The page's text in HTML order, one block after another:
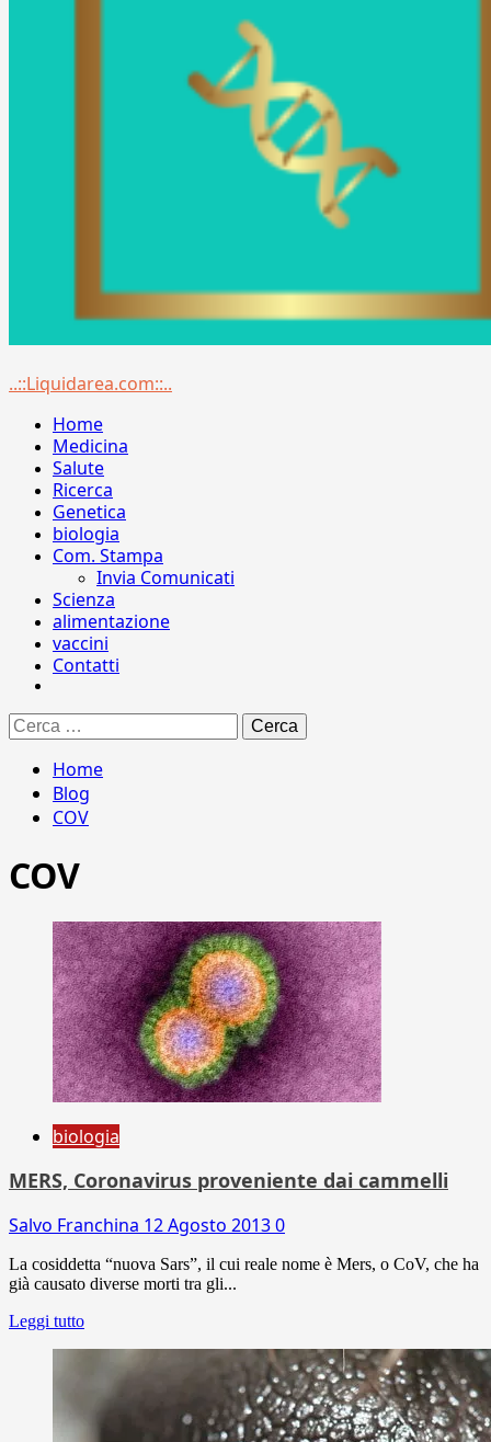
Menu
..::Liquidarea.com::..
Home
Medicina
Salute
Ricerca
Genetica
biologia
Com. Stampa
Invia Comunicati
Scienza
alimentazione
vaccini
Contatti
Ricerca
per:
Home
Blog
COV
COV
biologia
MERS, Coronavirus proveniente dai cammelli
Salvo Franchina 12 Agosto 20130
La cosiddetta “nuova Sars”, il cui reale nome è Mers, o CoV, che ha
già causato diverse morti tra gli...
Leggi tutto